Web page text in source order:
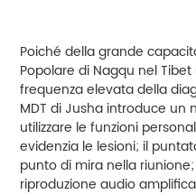
Poiché della grande
Popolare di Nagqu nel
frequenza elevata della
MDT di Jusha introduce
utilizzare le funzioni
evidenzia le lesioni; il
punto di mira nella
riproduzione audio